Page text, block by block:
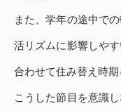
また、学年の途中で
活リズムに影響しや
合わせて住み替え時期
こうした節目を意識